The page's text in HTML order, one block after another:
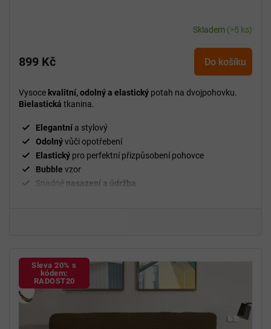
Skladem (>5 ks)
899 Kč Do košíku
Vysoce kvalitní, odolný a elastický potah na dvojpohovku.
Bielastická tkanina.
Elegantní a stylový
Odolnývůči opotřebení
Elastický pro perfektní přizpůsobení pohovce
Bubble vzor
Snadné nasazení a údržba
Sleva 20% s
kódem:
RADOST20